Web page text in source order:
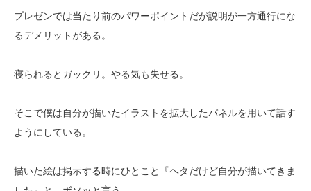
プレゼンでは当たり前のパワーポイントだが説明が一方通行にな
るデメリットがある。
寝られるとガックリ。やる気も失せる。
そこで僕は自分が描いたイラストを拡大したパネルを用いて話す
ようにしている。
描いた絵は掲示する時にひとこと『ヘタだけど自分が描いてきま